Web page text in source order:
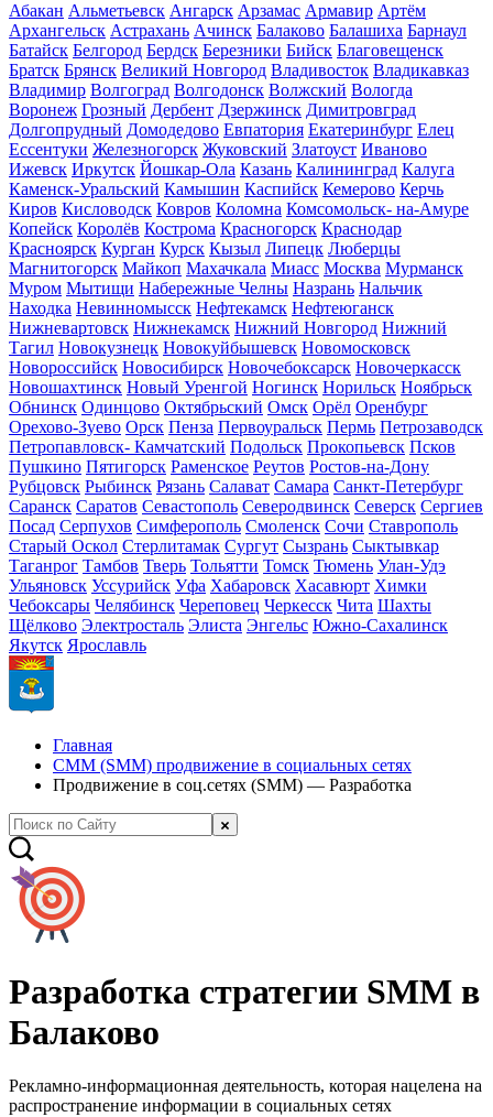
Абакан Альметьевск Ангарск Арзамас Армавир Артём
Архангельск Астрахань Ачинск Балаково Балашиха Барнаул
Батайск Белгород Бердск Березники Бийск Благовещенск
Братск Брянск Великий Новгород Владивосток Владикавказ
Владимир Волгоград Волгодонск Волжский Вологда
Воронеж Грозный Дербент Дзержинск Димитровград
Долгопрудный Домодедово Евпатория Екатеринбург Елец
Ессентуки Железногорск Жуковский Златоуст Иваново
Ижевск Иркутск Йошкар-Ола Казань Калининград Калуга
Каменск-Уральский Камышин Каспийск Кемерово Керчь
Киров Кисловодск Ковров Коломна Комсомольск- на-Амуре
Копейск Королёв Кострома Красногорск Краснодар
Красноярск Курган Курск Кызыл Липецк Люберцы
Магнитогорск Майкоп Махачкала Миасс Москва Мурманск
Муром Мытищи Набережные Челны Назрань Нальчик
Находка Невинномысск Нефтекамск Нефтеюганск
Нижневартовск Нижнекамск Нижний Новгород Нижний
Тагил Новокузнецк Новокуйбышевск Новомосковск
Новороссийск Новосибирск Новочебоксарск Новочеркасск
Новошахтинск Новый Уренгой Ногинск Норильск Ноябрьск
Обнинск Одинцово Октябрьский Омск Орёл Оренбург
Орехово-Зуево Орск Пенза Первоуральск Пермь Петрозаводск
Петропавловск- Камчатский Подольск Прокопьевск Псков
Пушкино Пятигорск Раменское Реутов Ростов-на-Дону
Рубцовск Рыбинск Рязань Салават Самара Санкт-Петербург
Саранск Саратов Севастополь Северодвинск Северск Сергиев
Посад Серпухов Симферополь Смоленск Сочи Ставрополь
Старый Оскол Стерлитамак Сургут Сызрань Сыктывкар
Таганрог Тамбов Тверь Тольятти Томск Тюмень Улан-Удэ
Ульяновск Уссурийск Уфа Хабаровск Хасавюрт Химки
Чебоксары Челябинск Череповец Черкесск Чита Шахты
Щёлково Электросталь Элиста Энгельс Южно-Сахалинск
Якутск Ярославль
Главная
СММ (SMM) продвижение в социальных сетях
Продвижение в соц.сетях (SMM) — Разработка
Разработка стратегии SMM в
Балаково
Рекламно-информационная деятельность, которая нацелена на
распространение информации в социальных сетях